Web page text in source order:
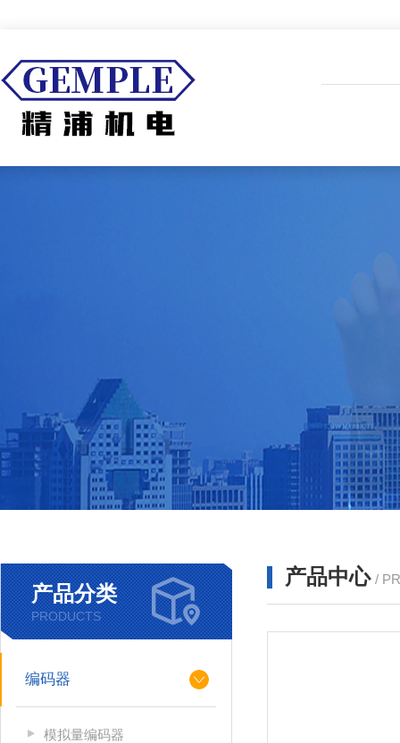
产品分类
PRODUCTS
编码器
模拟量编码器
产品中心 /